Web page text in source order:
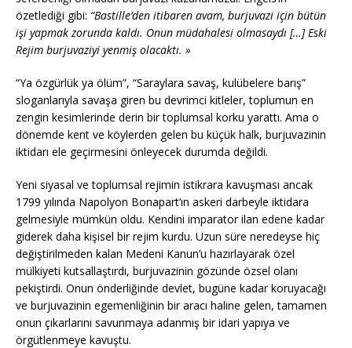
özetlediği gibi: “Bastille’den itibaren avam, burjuvazi için bütün
işi yapmak zorunda kaldı. Onun müdahalesi olmasaydı […] Eski
Rejim burjuvaziyi yenmiş olacaktı. »
“Ya özgürlük ya ölüm”, “Saraylara savaş, kulübelere barış”
sloganlarıyla savaşa giren bu devrimci kitleler, toplumun en
zengin kesimlerinde derin bir toplumsal korku yarattı. Ama o
dönemde kent ve köylerden gelen bu küçük halk, burjuvazinin
iktidarı ele geçirmesini önleyecek durumda değildi.
Yeni siyasal ve toplumsal rejimin istikrara kavuşması ancak
1799 yılında Napolyon Bonapart’ın askeri darbeyle iktidara
gelmesiyle mümkün oldu. Kendini imparator ilan edene kadar
giderek daha kişisel bir rejim kurdu. Uzun süre neredeyse hiç
değiştirilmeden kalan Medeni Kanun’u hazırlayarak özel
mülkiyeti kutsallaştırdı, burjuvazinin gözünde özsel olanı
pekiştirdi. Onun önderliğinde devlet, bugüne kadar koruyacağı
ve burjuvazinin egemenliğinin bir aracı haline gelen, tamamen
onun çıkarlarını savunmaya adanmış bir idari yapıya ve
örgütlenmeye kavuştu.